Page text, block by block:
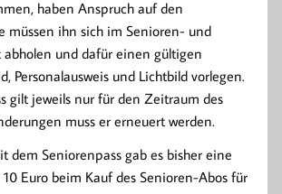
haben Anspruch auf den
müssen ihn sich im Senioren- und
und dafür einen gültigen
Personalausweis und Lichtbild vorlegen.
gilt jeweils nur für den Zeitraum des
muss er erneuert werden.
dem Seniorenpass gab es bisher eine
Euro beim Kauf des Senioren-Abos für